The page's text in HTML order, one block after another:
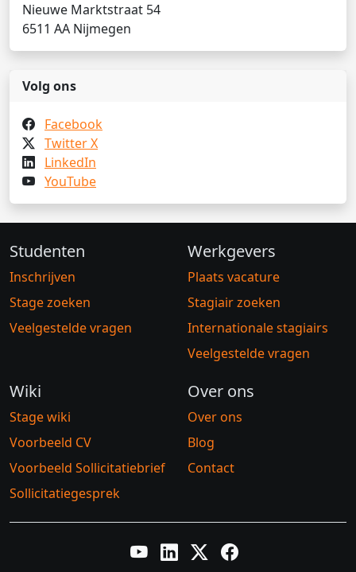
Nieuwe Marktstraat 54
6511 AA Nijmegen
Volg ons
Facebook
Twitter X
LinkedIn
YouTube
Studenten
Inschrijven
Stage zoeken
Veelgestelde vragen
Werkgevers
Plaats vacature
Stagiair zoeken
Internationale stagiairs
Veelgestelde vragen
Wiki
Stage wiki
Voorbeeld CV
Voorbeeld Sollicitatiebrief
Sollicitatiegesprek
Over ons
Over ons
Blog
Contact
YouTubeLinkedInTwitter XFacebook